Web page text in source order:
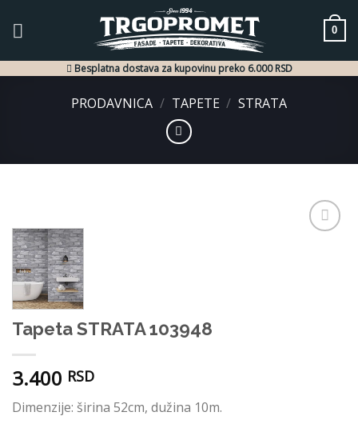
0
Besplatna dostava za kupovinu preko 6.000 RSD
PRODAVNICA / TAPETE / STRATA
Tapeta STRATA 103948
3.400 RSD
Dimenzije: širina 52cm, dužina 10m.